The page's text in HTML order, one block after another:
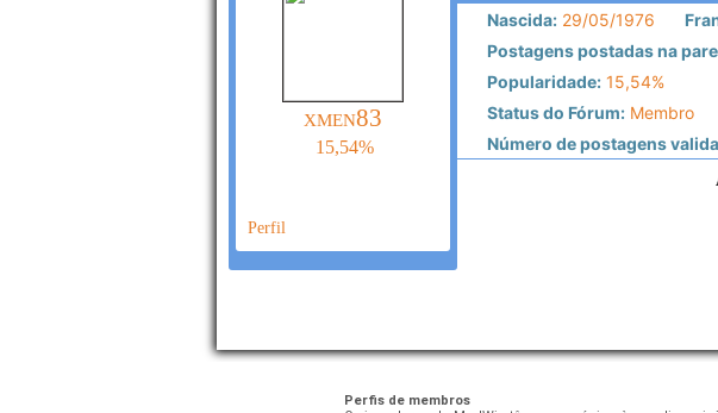
xmen83
15,54%
Perfil
Nascida:29/05/1976
Postagens postadas na
Popularidade:15,54%
Status do Fórum:Membro
Número de postagens
Perfis de membros